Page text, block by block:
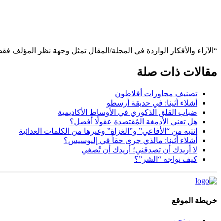
“الآراء والأفكار الواردة في المجلة/المقال تمثل وجهة نظر المؤلف
مقالات ذات صلة
تصنيف محاورات أفلاطون
أشلاء أثينا: في حديقة أرسطو
ضباب القلق الذكوري في الأوساط الأكاديمية
هل تعني الأدمغة المُقتصدة عقولًا أفضل؟
انتبه من “الأفاعي” و”الغزاة” وغيرها من الكلمات العدائية
أشلاء أثينا: مالذي جرى حقاً في إليوسيس؟
لا أريدك أن تصدقني؛ أريدك أن تُصغي
كيف نواجه “الشر”؟
خريطة الموقع